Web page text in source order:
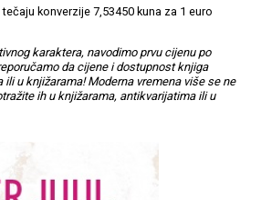
konverzije 7,53450 kuna za 1 euro
karaktera, navodimo prvu cijenu po
da cijene i dostupnost knjiga
u knjižarama! Moderna vremena više se ne
ih u knjižarama, antikvarijatima ili u